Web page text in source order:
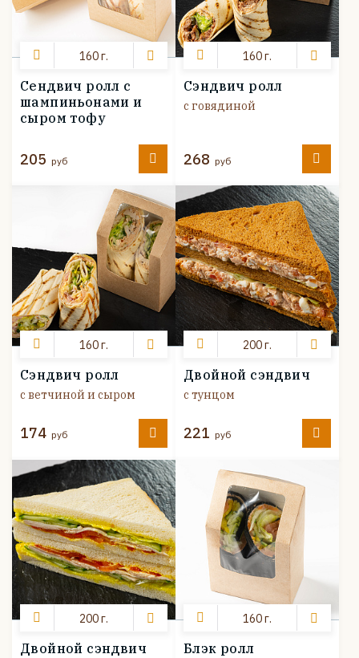
160 г.
Сендвич ролл с
шампиньонами и
сыром тофу
205 руб
160 г.
Сэндвич ролл
с говядиной
268 руб
160 г.
Сэндвич ролл
с ветчиной и сыром
174 руб
200 г.
Двойной сэндвич
с тунцом
221 руб
200 г.
Двойной сэндвич
160 г.
Блэк ролл